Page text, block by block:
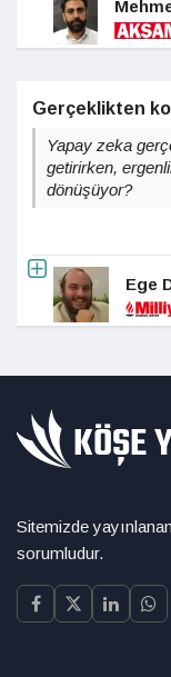
Gerçeklikten
Yapay zeka
getirirken,
dönüşüyor?
Ege
Sitemizde
sorumludur.